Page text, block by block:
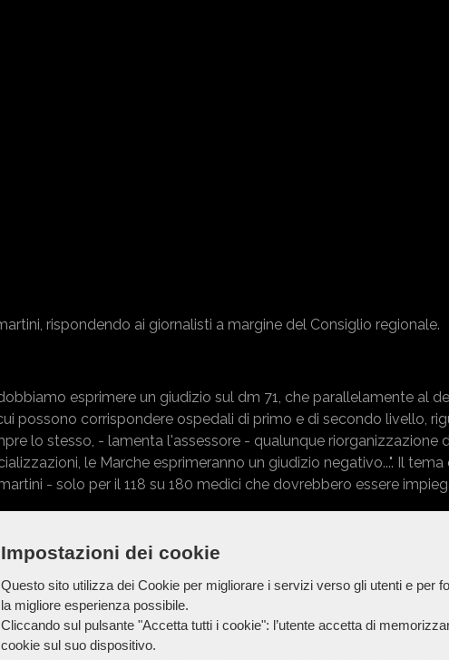
Impostazioni dei cookie
Questo sito utilizza dei Cookie per migliorare i servizi verso gli utenti e per
la migliore esperienza possibile.
Cliccando sul pulsante "Accetta tutti i cookie": l’utente accetta di
cookie sul suo dispositivo.
rispondendo ai giornalisti a margine del Consiglio regionale.
esprimere un giudizio sul dm 71, che parallelamente al
possono corrispondere ospedali di primo e di secondo livello,
lo stesso, - lamenta l'assessore - qualunque riorganizzazione
le Marche esprimeranno un giudizio negativo...". Il tema
- solo per il 118 su 180 medici che dovrebbero essere
situazione: "Va eliminato il numero chiuso a medicina almeno
il problema della giungla di retribuzioni: molti medici non
nei punti di pronto soccorso perché c'è una giungla retributiva
svolgono questi servizi disagiati soprattutto quelli notturni.
risposta. E' vero che ci sono la guerra, il Covid e l'aumento del
nel nostro Paese.